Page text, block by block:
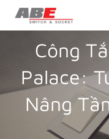
Công
Palace:
Nâng